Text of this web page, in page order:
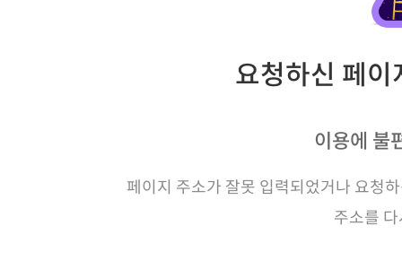
요청하신 페
이용에 불
페이지 주소가 잘못 입력되었거나 요청
주소를